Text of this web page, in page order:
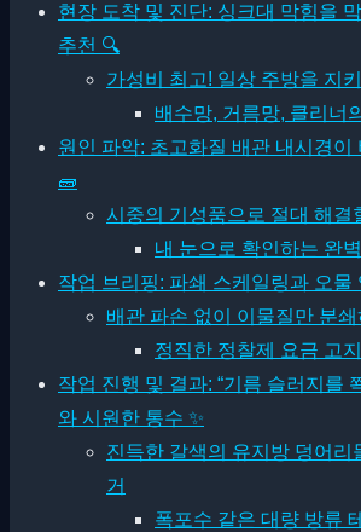
현장 도착 및 진단: 싱크대 막힘을
추천 🔍
가성비 최고! 일상 주방을 지
배수망, 거름망, 클리너
원인 파악: 초고화질 배관 내시경이
🧱
시중의 기성품으로 절대 해결
내 눈으로 확인하는 완
작업 브리핑: 파쇄 스케일링과 오
배관 파손 없이 이물질만 분
정직한 정찰제 요금 고
작업 진행 및 결과: “기름 슬러지를
와 시원한 통수 ✨
진득한 갈색의 유지방 덩어리
거
폭포수 같은 대량 방류